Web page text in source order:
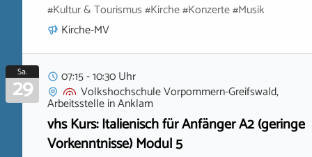
#Kultur & Tourismus #Kirche #Konzerte #Musik
Kirche-MV
Sa.
29
07:15 - 10:30 Uhr
Volkshochschule Vorpommern-Greifswald,
ArbeitsstelleinAnklam
vhs Kurs: Italienisch für Anfänger A2 (geringe
Vorkenntnisse) Modul 5